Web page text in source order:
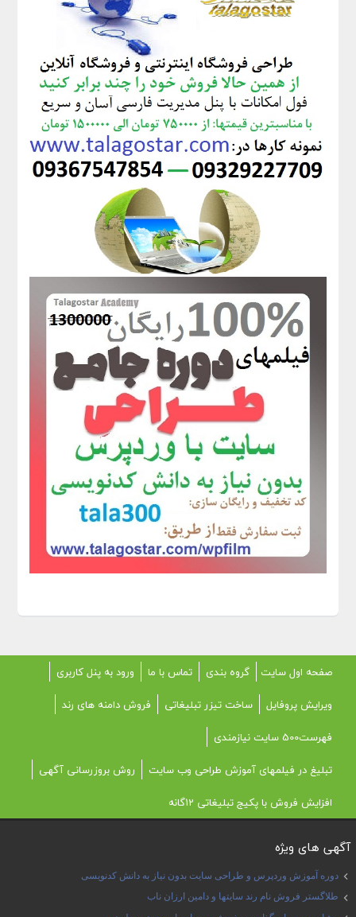
صفحه اول سایت گروه بندی تماس با ما
ورود به پنل کاربری
ویرایش پروفایل
ساخت تیزر تبلیغاتی
فروش دامنه های رند
فهرست500 سایت نیازمندی
تبلیغ در فیلمهای آموزش طراحی وب سایت
روش بروزرسانی آگهی
افزایش فروش با پکیج تبلیغاتی 12گانه
آگهی های ویژه
دوره آموزش وردپرس و طراحی سایت بدون نیاز به دانش کدنویسی
طلاگستر فروش نام رند سایتها و دامین ارزان ناب